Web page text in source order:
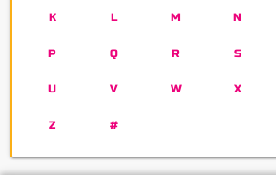
K L M N
P Q R S
U V W X
Z #